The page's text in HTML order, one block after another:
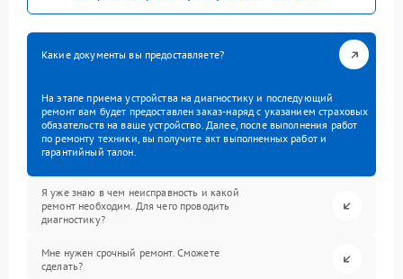
Какие документы вы предоставляете?
На этапе приема устройства на диагностику и последующий
ремонт вам будет предоставлен заказ-наряд с указанием страховых
обязательств на ваше устройство. Далее, после выполнения работ
по ремонту техники, вы получите акт выполненных работ и
гарантийный талон.
Я уже знаю в чем неисправность и какой
ремонт необходим. Для чего проводить
диагностику?
Мне нужен срочный ремонт. Сможете
сделать?